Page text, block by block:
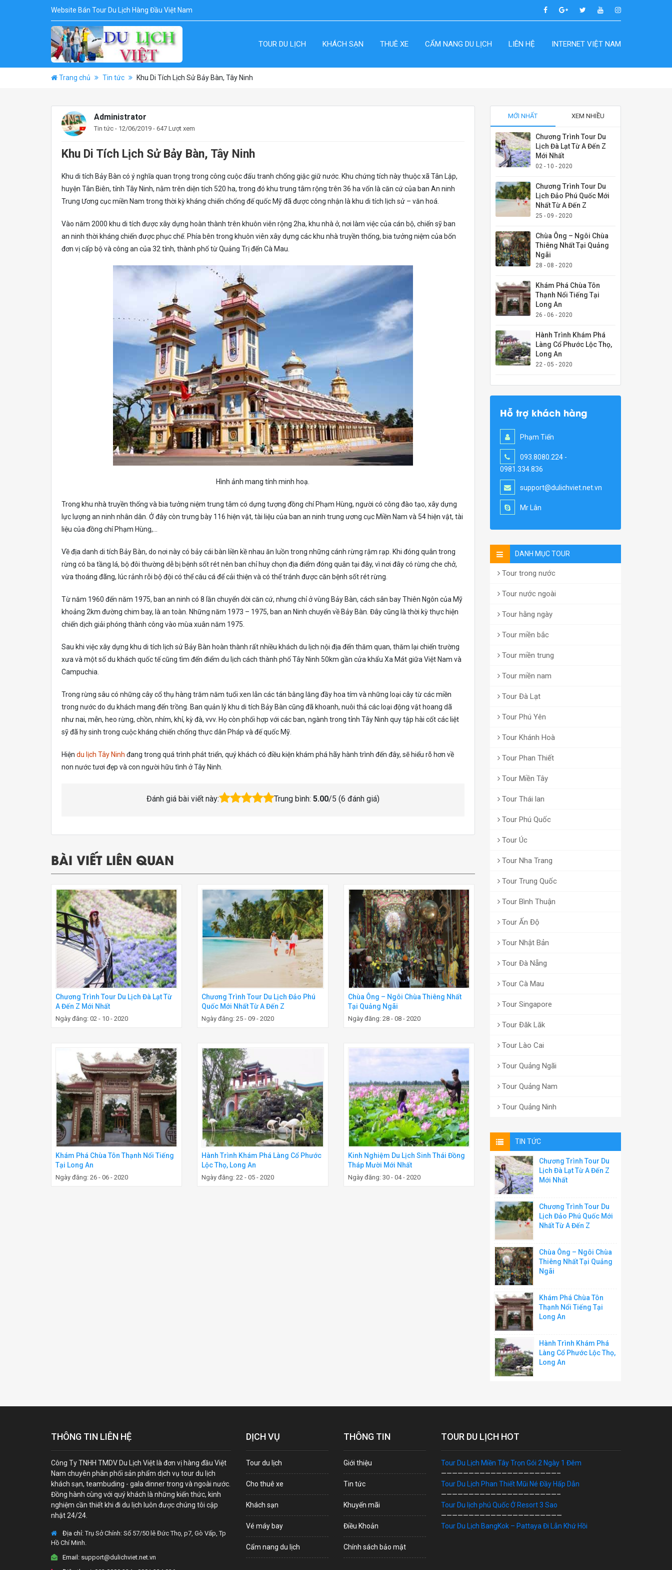
Website Bán Tour Du Lịch Hàng Đầu Việt Nam
TOUR DU LỊCH KHÁCH SẠN THUÊ XE CẨM NANG DU LỊCH LIÊN HỆ INTERNET VIỆT NAM
Trang chủ Tin tức Khu Di Tích Lịch Sử Bảy Bàn, Tây Ninh
Administrator
Tin tức - 12/06/2019 - 647 Lượt xem
Khu Di Tích Lịch Sử Bảy Bàn, Tây Ninh
Khu di tích Bảy Bàn có ý nghĩa quan trọng trong công cuộc đấu tranh chống giặc giữ nước. Khu chứng tích này thuộc xã Tân Lập,
huyện Tân Biên, tỉnh Tây Ninh, nằm trên diện tích 520 ha, trong đó khu trung tâm rộng trên 36 ha vốn là căn cứ của ban An ninh
Trung Ương cục miền Nam trong thời kỳ kháng chiến chống đế quốc Mỹ đã được công nhận là khu di tích lịch sử – văn hoá.
Vào năm 2000 khu di tích được xây dựng hoàn thành trên khuôn viên rộng 2ha, khu nhà ở, nơi làm việc của cán bộ, chiến sỹ ban
an ninh thời kháng chiến được phục chế. Phía bên trong khuôn viên xây dựng các khu nhà truyền thống, bia tưởng niệm của bốn
đơn vị cấp bộ và công an của 32 tỉnh, thành phố từ Quảng Trị đến Cà Mau.
Hình ảnh mang tính minh hoạ.
Trong khu nhà truyền thống và bia tưởng niệm trung tâm có dựng tượng đồng chí Phạm Hùng, người có công đào tạo, xây dựng
lực lượng an ninh nhân dân. Ở đây còn trưng bày 116 hiện vật, tài liệu của ban an ninh trung ương cục Miền Nam và 54 hiện vật, tài
liệu của đồng chí Phạm Hùng,…
Về địa danh di tích Bảy Bàn, do nơi này có bảy cái bàn liền kề nhau ăn luồn trong những cánh rừng rậm rạp. Khi đóng quân trong
rừng có ba tầng lá, bộ đôi thường dễ bị bệnh sốt rét nên ban chỉ huy chọn địa điểm đóng quân tại đây, vì nơi đây có rừng che chở,
vừa thoáng đãng, lúc rảnh rỗi bộ đội có thể câu cá để cải thiện và có thể tránh được căn bệnh sốt rét rừng.
Từ năm 1960 đến năm 1975, ban an ninh có 8 lần chuyển dời căn cứ, nhưng chỉ ở vùng Bảy Bàn, cách sân bay Thiên Ngôn của Mỹ
khoảng 2km đường chim bay, là an toàn. Những năm 1973 – 1975, ban an Ninh chuyển về Bảy Bàn. Đây cũng là thời kỳ thực hiện
chiến dịch giải phóng thành công vào mùa xuân năm 1975.
Sau khi việc xây dựng khu di tích lịch sử Bảy Bàn hoàn thành rất nhiều khách du lịch nội địa đến thăm quan, thăm lại chiến trường
xưa và một số du khách quốc tế cũng tìm đến điểm du lịch cách thành phố Tây Ninh 50km gần cửa khẩu Xa Mát giữa Việt Nam và
Campuchia.
Trong rừng sâu có những cây cổ thụ hàng trăm năm tuổi xen lẫn các tán bằng lăng đầy hoa tím và những loại cây từ các miền
trong nước do du khách mang đến trồng. Ban quản lý khu di tích Bảy Bàn cũng đã khoanh, nuôi thả các loại động vật hoang dã
như nai, mễn, heo rừng, chồn, nhím, khỉ, kỳ đà, vvv. Họ còn phối hợp với các ban, ngành trong tỉnh Tây Ninh quy tập hài cốt các liệt
sỹ đã hy sinh trong cuộc kháng chiến chống thực dân Pháp và đế quốc Mỹ.
Hiện du lịch Tây Ninh đang trong quá trình phát triển, quý khách có điều kiện khám phá hãy hành trình đến đây, sẽ hiểu rõ hơn về
non nước tươi đẹp và con người hữu tình ở Tây Ninh.
Đánh giá bài viết này: Trung bình: 5.00/5 (6 đánh giá)
BÀI VIẾT LIÊN QUAN
Chương Trình Tour Du Lịch Đà Lạt Từ
A Đến Z Mới Nhất
Ngày đăng: 02 - 10 - 2020
Chương Trình Tour Du Lịch Đảo Phú
Quốc Mới Nhất Từ A Đến Z
Ngày đăng: 25 - 09 - 2020
Chùa Ông – Ngôi Chùa Thiêng Nhất
Tại Quảng Ngãi
Ngày đăng: 28 - 08 - 2020
Khám Phá Chùa Tôn Thạnh Nổi Tiếng
Tại Long An
Ngày đăng: 26 - 06 - 2020
Hành Trình Khám Phá Làng Cổ Phước
Lộc Thọ, Long An
Ngày đăng: 22 - 05 - 2020
Kinh Nghiệm Du Lịch Sinh Thái Đồng
Tháp Mười Mới Nhất
Ngày đăng: 30 - 04 - 2020
MỚI NHẤT XEM NHIỀU
Chương Trình Tour Du
Lịch Đà Lạt Từ A Đến Z
Mới Nhất
02 - 10 - 2020
Chương Trình Tour Du
Lịch Đảo Phú Quốc Mới
Nhất Từ A Đến Z
25 - 09 - 2020
Chùa Ông – Ngôi Chùa
Thiêng Nhất Tại Quảng
Ngãi
28 - 08 - 2020
Khám Phá Chùa Tôn
Thạnh Nổi Tiếng Tại
Long An
26 - 06 - 2020
Hành Trình Khám Phá
Làng Cổ Phước Lộc Thọ,
Long An
22 - 05 - 2020
Hỗ trợ khách hàng
Phạm Tiến
093.8080.224 -
0981.334.836
support@dulichviet.net.vn
Mr Lân
DANH MỤC TOUR
Tour trong nước
Tour nước ngoài
Tour hằng ngày
Tour miền bắc
Tour miền trung
Tour miền nam
Tour Đà Lạt
Tour Phú Yên
Tour Khánh Hoà
Tour Phan Thiết
Tour Miền Tây
Tour Thái lan
Tour Phú Quốc
Tour Úc
Tour Nha Trang
Tour Trung Quốc
Tour Bình Thuận
Tour Ấn Độ
Tour Nhật Bản
Tour Đà Nẵng
Tour Cà Mau
Tour Singapore
Tour Đăk Lăk
Tour Lào Cai
Tour Quảng Ngãi
Tour Quảng Nam
Tour Quảng Ninh
TIN TỨC
Chương Trình Tour Du
Lịch Đà Lạt Từ A Đến Z
Mới Nhất
Chương Trình Tour Du
Lịch Đảo Phú Quốc Mới
Nhất Từ A Đến Z
Chùa Ông – Ngôi Chùa
Thiêng Nhất Tại Quảng
Ngãi
Khám Phá Chùa Tôn
Thạnh Nổi Tiếng Tại
Long An
Hành Trình Khám Phá
Làng Cổ Phước Lộc Thọ,
Long An
THÔNG TIN LIÊN HỆ
Công Ty TNHH TMDV Du Lịch Việt là đơn vị hàng đầu Việt
Nam chuyên phân phối sản phẩm dịch vụ tour du lịch
khách sạn, teambuding - gala dinner trong và ngoài nước.
Đồng hành cùng với quý khách là những kiến thức, kinh
nghiệm cần thiết khi đi du lịch luôn được chúng tôi cập
nhật 24/24.
Địa chỉ:Trụ Sở Chính: Số 57/50 lê Đức Thọ, p7, Gò Vấp, Tp
Hồ Chí Minh.
Email: support@dulichviet.net.vn
DỊCH VỤ
Tour du lịch
Cho thuê xe
Khách sạn
Vé máy bay
Cẩm nang du lịch
THÔNG TIN
Giới thiệu
Tin tức
Khuyến mãi
Điều Khoản
Chính sách bảo mật
TOUR DU LỊCH HOT
Tour Du Lịch Miền Tây Trọn Gói 2 Ngày 1 Đêm
—————————————————————–
Tour Du Lịch Phan Thiết Mũi Né Đầy Hấp Dẫn
—————————————————————–
Tour Du lịch phú Quốc Ở Resort 3 Sao
——————————————————————
Tour Du Lịch BangKok – Pattaya Đi Lẫn Khứ Hồi